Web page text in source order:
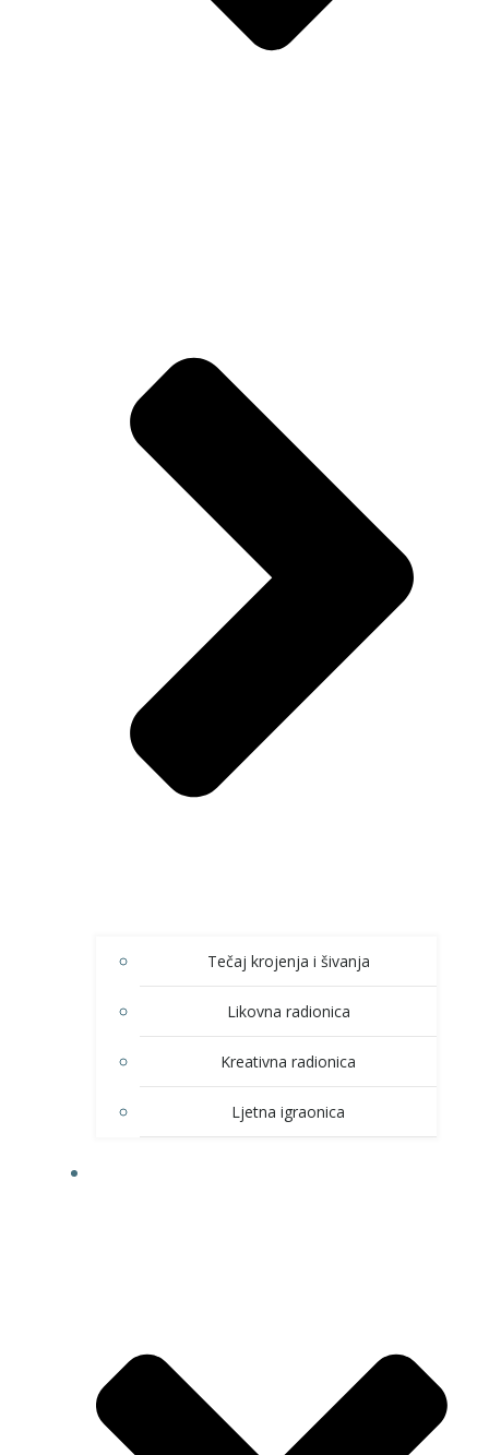
Tečaj krojenja i šivanja
Likovna radionica
Kreativna radionica
Ljetna igraonica